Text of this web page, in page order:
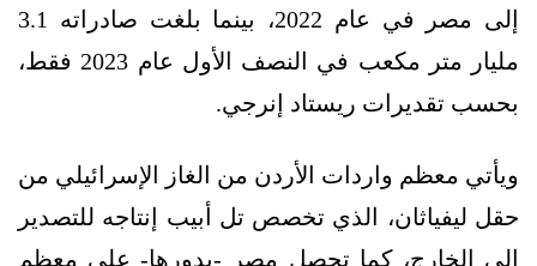
إلى مصر في عام 2022، بينما بلغت صادراته 3.1
مليار متر مكعب في النصف الأول عام 2023 فقط،
بحسب تقديرات ريستاد إنرجي.
ويأتي معظم واردات الأردن من الغاز الإسرائيلي من
حقل ليفياثان، الذي تخصص تل أبيب إنتاجه للتصدير
إلى الخارج، كما تحصل مصر -بدورها- على معظم